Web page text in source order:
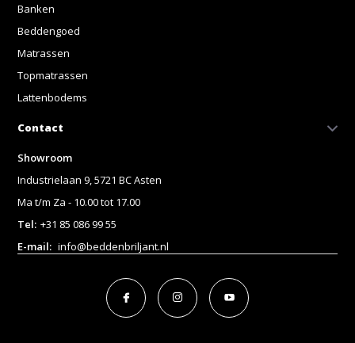
Banken
Beddengoed
Matrassen
Topmatrassen
Lattenbodems
Contact
Showroom
Industrielaan 9, 5721 BC Asten
Ma t/m Za - 10.00 tot 17.00
Tel: +31 85 086 99 55
E-mail: info@beddenbriljant.nl